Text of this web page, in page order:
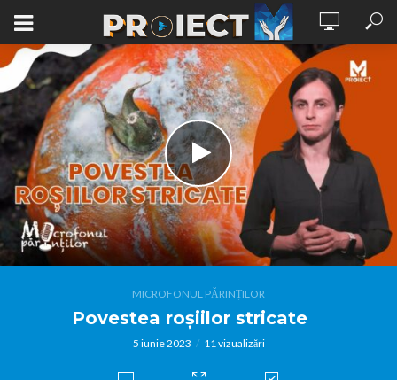
MICROFONUL PĂRINȚILOR
Povestea roșiilor stricate
5 iunie 2023 11 vizualizări